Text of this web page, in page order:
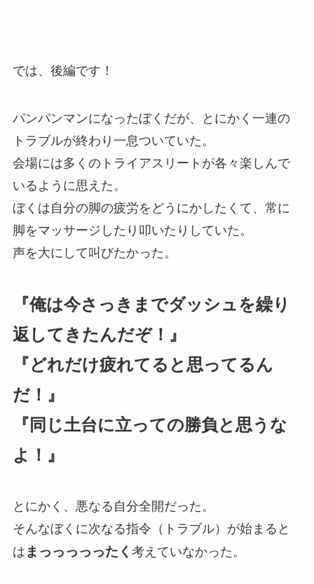
では、後編です！
パンパンマンになったぼくだが、とにかく一連の
トラブルが終わり一息ついていた。
会場には多くのトライアスリートが各々楽しんで
いるように思えた。
ぼくは自分の脚の疲労をどうにかしたくて、常に
脚をマッサージしたり叩いたりしていた。
声を大にして叫びたかった。
『俺は今さっきまでダッシュを繰り
返してきたんだぞ！』
『どれだけ疲れてると思ってるん
だ！』
『同じ土台に立っての勝負と思うな
よ！』
とにかく、悪なる自分全開だった。
そんなぼくに次なる指令（トラブル）が始まると
は まっっっっったく 考えていなかった。